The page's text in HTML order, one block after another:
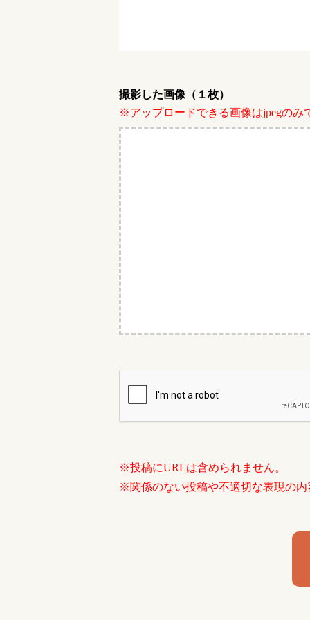
撮影した画像（１枚）
※アップロードできる画像はjpegのみ
※投稿にURLは含められません。
※関係のない投稿や不適切な表現の